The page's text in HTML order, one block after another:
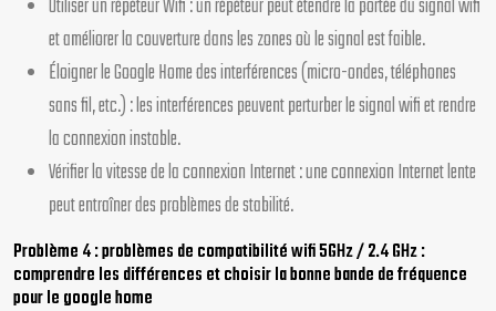
Utiliser un répéteur Wifi : un répéteur peut étendre la portée du signal wifi
et améliorer la couverture dans les zones où le signal est faible.
Éloigner le Google Home des interférences (micro-ondes, téléphones
sans fil, etc.) : les interférences peuvent perturber le signal wifi et rendre
la connexion instable.
Vérifier la vitesse de la connexion Internet : une connexion Internet lente
peut entraîner des problèmes de stabilité.
Problème 4 : problèmes de compatibilité wifi 5GHz / 2.4 GHz :
comprendre les différences et choisir la bonne bande de fréquence
pour le google home